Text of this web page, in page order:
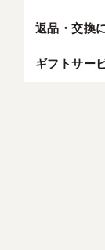
返品・交換
ギフトサー